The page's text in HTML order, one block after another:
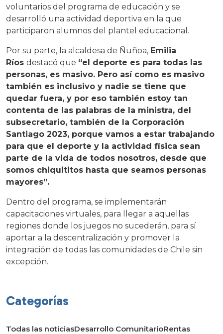
voluntarios del programa de educación y se
desarrolló una actividad deportiva en la que
participaron alumnos del plantel educacional.
Por su parte, la alcaldesa de Ñuñoa, Emilia
Ríos destacó que “el deporte es para todas las
personas, es masivo. Pero así como es masivo
también es inclusivo y nadie se tiene que
quedar fuera, y por eso también estoy tan
contenta de las palabras de la ministra, del
subsecretario, también de la Corporación
Santiago 2023, porque vamos a estar trabajando
para que el deporte y la actividad física sean
parte de la vida de todos nosotros, desde que
somos chiquititos hasta que seamos personas
mayores”.
Dentro del programa, se implementarán
capacitaciones virtuales, para llegar a aquellas
regiones donde los juegos no sucederán, para sí
aportar a la descentralización y promover la
integración de todas las comunidades de Chile sin
excepción.
Categorías
Todas las noticiasDesarrollo ComunitarioRentas